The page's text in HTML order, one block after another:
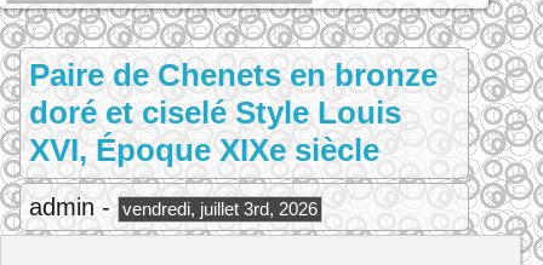
Paire de Chenets en bronze
doré et ciselé Style Louis
XVI, Époque XIXe siècle
admin - vendredi, juillet 3rd, 2026